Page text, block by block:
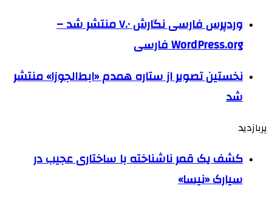
وردپرس فارسی نگارش ۷.۰ منتشر شد –
WordPress.org فارسی
نخستین تصویر از ستاره همدم «ابط‌الجوزا» منتشر
شد
پربازدید
کشف یک قمر ناشناخته با ساختاری عجیب در
سیارک «نیسا»